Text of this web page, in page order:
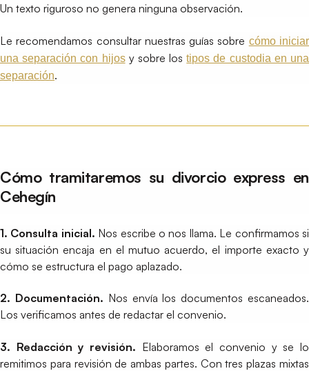
Un texto riguroso no genera ninguna observación.
Le recomendamos consultar nuestras guías sobre cómo iniciar
una separación con hijosy sobre lostipos de custodia en una
separación.
Cómo tramitaremos su divorcio express en
Cehegín
1. Consulta inicial. Nos escribe o nos llama. Le confirmamos si
su situación encaja en el mutuo acuerdo, el importe exacto y
cómo se estructura el pago aplazado.
2. Documentación. Nos envía los documentos escaneados.
Los verificamos antes de redactar el convenio.
3. Redacción y revisión. Elaboramos el convenio y se lo
remitimos para revisión de ambas partes. Con tres plazas mixtas